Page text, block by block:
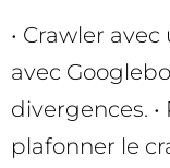
• Crawler
avec
divergences.
plafonner le